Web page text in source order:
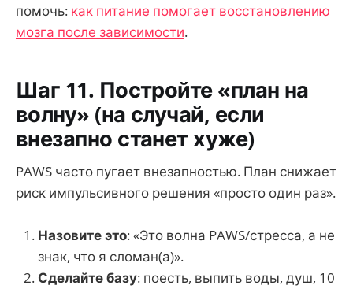
помочь: как питание помогает восстановлению
мозга после зависимости.
Шаг 11. Постройте «план на
волну» (на случай, если
внезапно станет хуже)
PAWS часто пугает внезапностью. План снижает
риск импульсивного решения «просто один раз».
Назовите это: «Это волна PAWS/стресса, а не
знак, что я сломан(а)».
Сделайте базу: поесть, выпить воды, душ, 10